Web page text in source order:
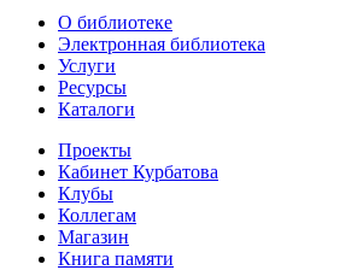
О библиотеке
Электронная библиотека
Услуги
Ресурсы
Каталоги
Проекты
Кабинет Курбатова
Клубы
Коллегам
Магазин
Книга памяти